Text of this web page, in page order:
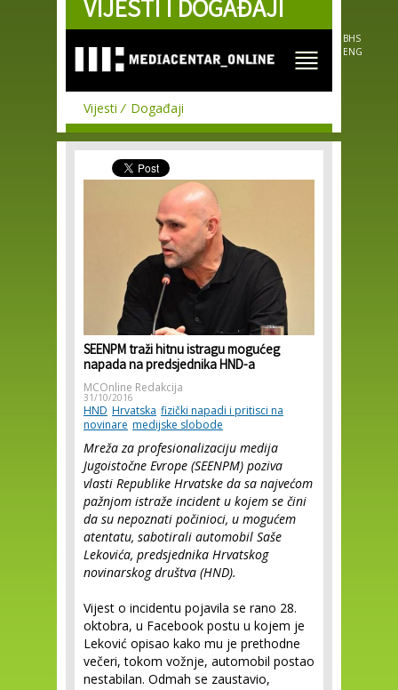
Skip to
main
VIJESTI I DOGAĐAJI
BHS
ENG
Vijesti Događaji
SEENPM traži hitnu istragu mogućeg
napada na predsjednika HND-a
MCOnline Redakcija
31/10/2016
HND Hrvatska fizički napadi i pritisci na
novinare medijske slobode
Mreža za profesionalizaciju medija
Jugoistočne Evrope (SEENPM) poziva
vlasti Republike Hrvatske da sa najvećom
pažnjom istraže incident u kojem se čini
da su nepoznati počinioci, u mogućem
atentatu, sabotirali automobil Saše
Lekovića, predsjednika Hrvatskog
novinarskog društva (HND).
Vijest o incidentu pojavila se rano 28.
oktobra, u Facebook postu u kojem je
Leković opisao kako mu je prethodne
večeri, tokom vožnje, automobil postao
nestabilan. Odmah se zaustavio,